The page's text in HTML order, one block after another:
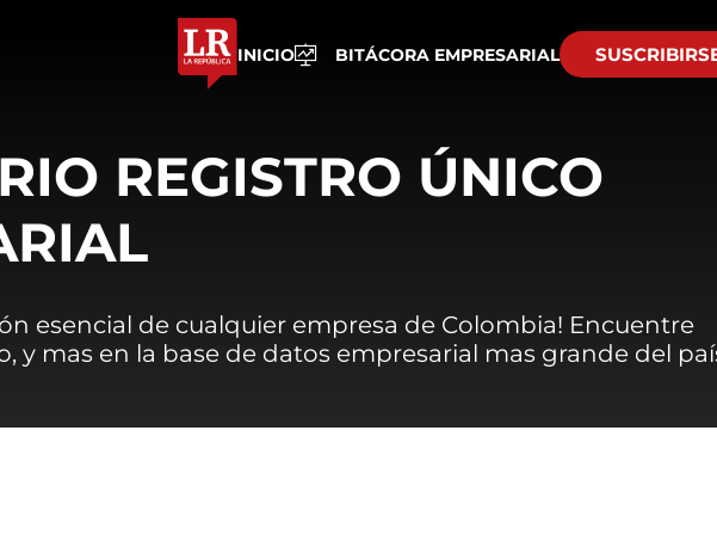
INICIO BITÁCORA EMPRESARIAL
REGISTRO ÚNICO
esencial de cualquier empresa de Colombia! Encuentre
y mas en la base de datos empresarial mas grande del